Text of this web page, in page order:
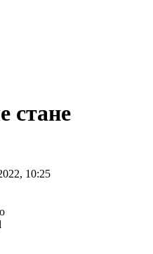
стане
10:25